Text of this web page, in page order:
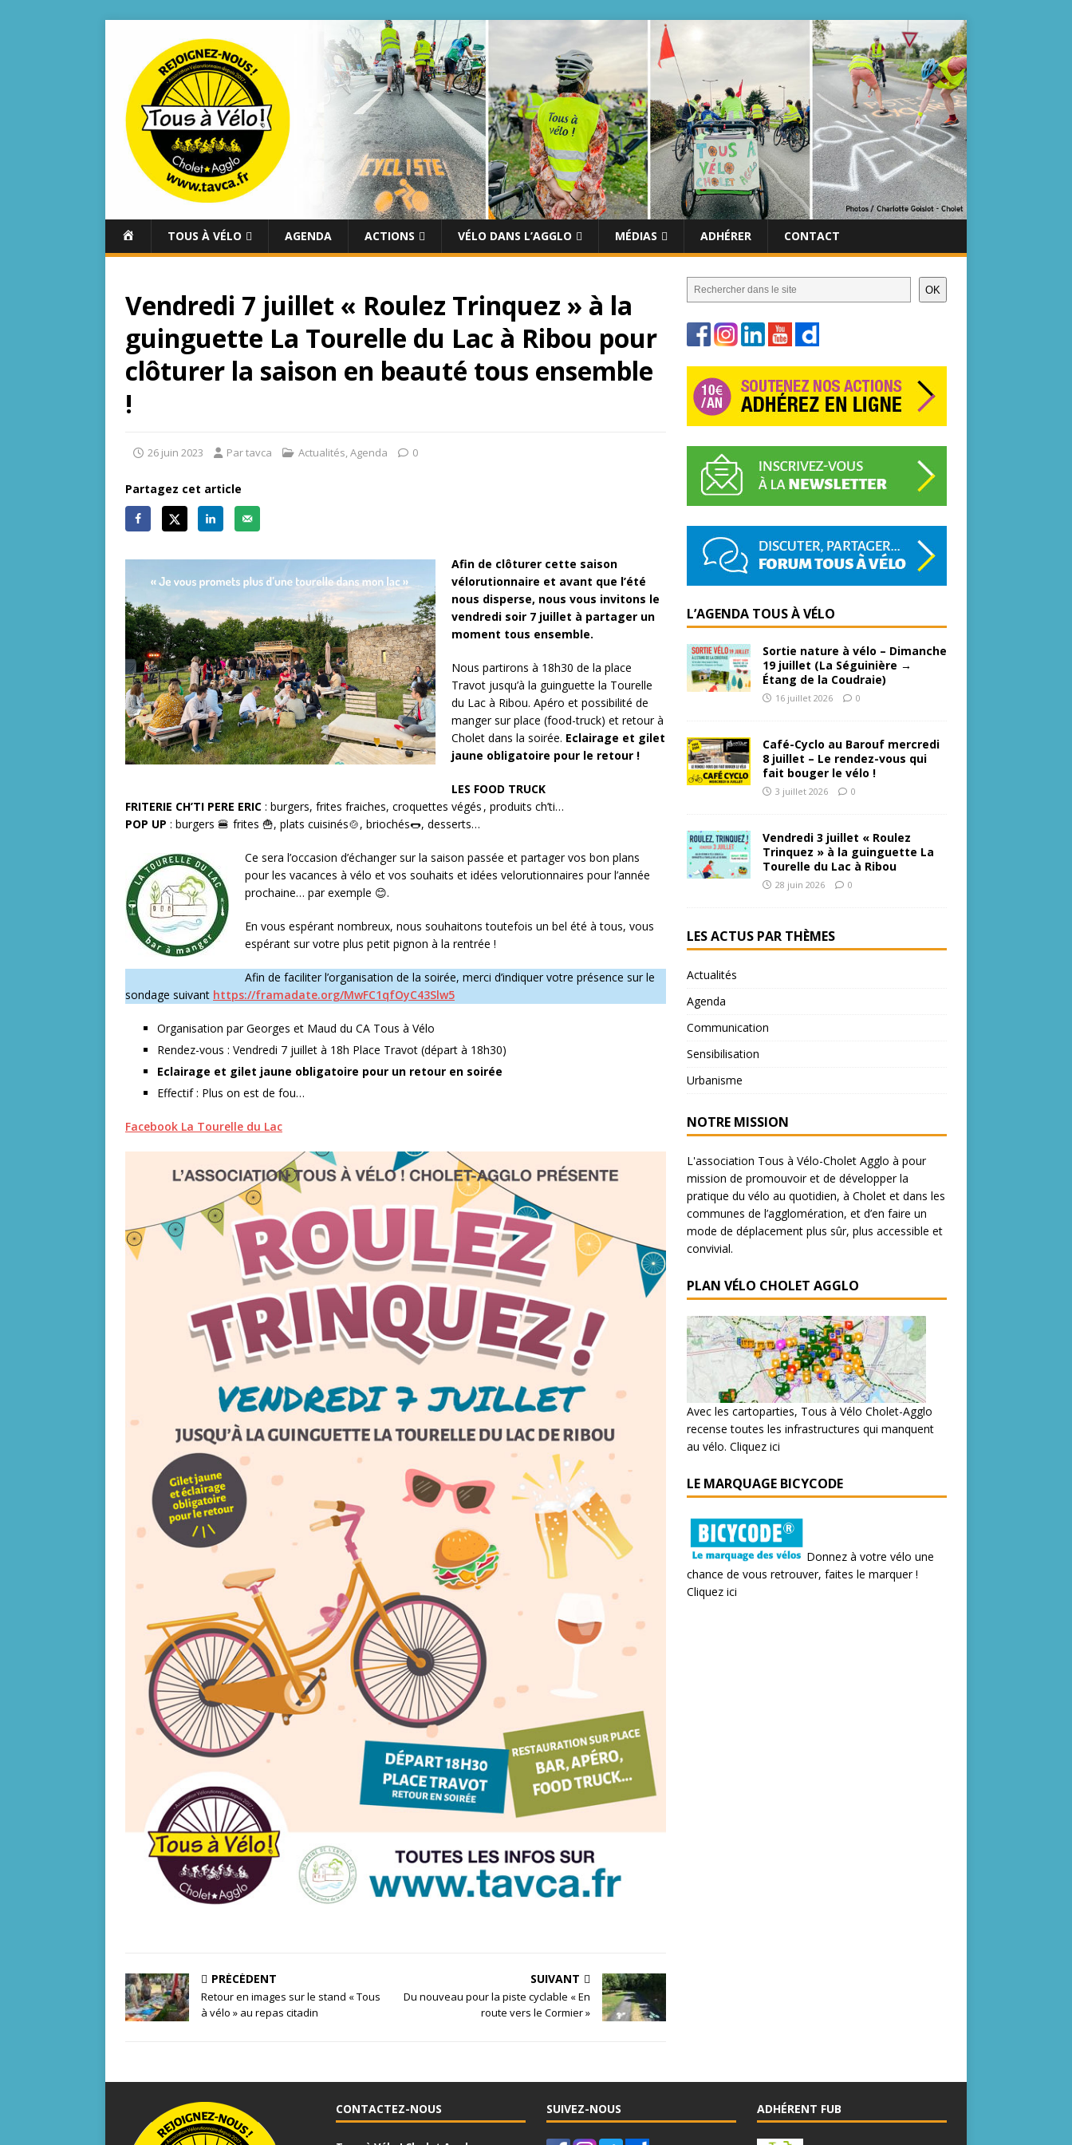
C
E
L
TOUS À VÉLO AGENDA ACTIONS VÉLO DANS L’AGGLO MÉDIAS ADHÉRER CONTACT
Vendredi 7 juillet « Roulez Trinquez » à la
guinguette La Tourelle du Lac à Ribou pour
clôturer la saison en beauté tous ensemble
!
26 juin 2023 Par tavca Actualités,Agenda 0
Partagez cet article
Afin de clôturer cette saison
vélorutionnaire et avant que l’été
nous disperse, nous vous invitons le
vendredi soir 7 juillet à partager un
moment tous ensemble.
Nous partirons à 18h30 de la place
Travot jusqu’à la guinguette la Tourelle
du Lac à Ribou. Apéro et possibilité de
manger sur place (food-truck) et retour à
Cholet dans la soirée. Eclairage et gilet
jaune obligatoire pour le retour !
LES FOOD TRUCK
FRITERIE CH’TI PERE ERIC : burgers, frites fraiches, croquettes végés , produits ch’ti…
POP UP : burgers 🍔 frites 🍟, plats cuisinés🍲, briochés🌭, desserts…
Ce sera l’occasion d’échanger sur la saison passée et partager vos bon plans
pour les vacances à vélo et vos souhaits et idées velorutionnaires pour l’année
prochaine… par exemple 😊.
En vous espérant nombreux, nous souhaitons toutefois un bel été à tous, vous
espérant sur votre plus petit pignon à la rentrée !
Afin de faciliter l’organisation de la soirée, merci d’indiquer votre présence sur le
sondage suivant https://framadate.org/MwFC1qfOyC43Slw5
Organisation par Georges et Maud du CA Tous à Vélo
Rendez-vous : Vendredi 7 juillet à 18h Place Travot (départ à 18h30)
Eclairage et gilet jaune obligatoire pour un retour en soirée
Effectif : Plus on est de fou…
Facebook La Tourelle du Lac
PRÉCÉDENT
Retour en images sur le stand « Tous
à vélo » au repas citadin
SUIVANT
Du nouveau pour la piste cyclable « En
route vers le Cormier »
OK
L’AGENDA TOUS À VÉLO
Sortie nature à vélo – Dimanche
19 juillet (La Séguinière →
Étang de la Coudraie)
16 juillet 2026 0
Café-Cyclo au Barouf mercredi
8 juillet – Le rendez-vous qui
fait bouger le vélo !
3 juillet 2026 0
Vendredi 3 juillet « Roulez
Trinquez » à la guinguette La
Tourelle du Lac à Ribou
28 juin 2026 0
LES ACTUS PAR THÈMES
Actualités
Agenda
Communication
Sensibilisation
Urbanisme
NOTRE MISSION
L'association Tous à Vélo-Cholet Agglo à pour
mission de promouvoir et de développer la
pratique du vélo au quotidien, à Cholet et dans les
communes de l’agglomération, et d’en faire un
mode de déplacement plus sûr, plus accessible et
convivial.
PLAN VÉLO CHOLET AGGLO
Avec les cartoparties, Tous à Vélo Cholet-Agglo
recense toutes les infrastructures qui manquent
au vélo. Cliquez ici
LE MARQUAGE BICYCODE
Donnez à votre vélo une
chance de vous retrouver, faites le marquer !
Cliquez ici
CONTACTEZ-NOUS SUIVEZ-NOUS ADHÉRENT FUB